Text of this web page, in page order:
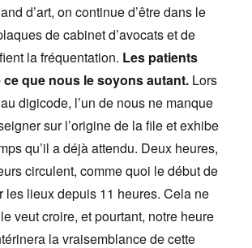
d’art, on continue d’être dans le
de cabinet d’avocats et de
la fréquentation. Les patients
ce que nous le soyons autant. Lors
digicode, l’un de nous ne manque
sur l’origine de la file et exhibe
qu’il a déjà attendu. Deux heures,
circulent, comme quoi le début de
les lieux depuis 11 heures. Cela ne
veut croire, et pourtant, notre heure
la vraisemblance de cette